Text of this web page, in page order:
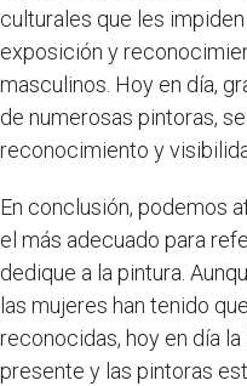
culturales que les
exposición y
masculinos. Hoy en día,
de numerosas pintoras,
reconocimiento y
En conclusión, podemos
el más adecuado para
dedique a la pintura.
las mujeres han tenido
reconocidas, hoy en día
presente y las pintoras